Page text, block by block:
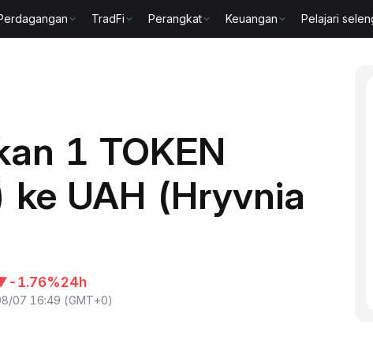
TradFi Perangkat Keuangan Pelajari
1 TOKEN
ke UAH (Hryvnia
-1.76%24h
07 16:49 (GMT+0)